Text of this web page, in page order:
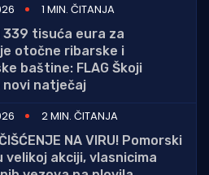
1 MIN. ČITANJA
339 tisuća eura za
otočne ribarske i
baštine: FLAG Škoji
natječaj
2 MIN. ČITANJA
NA VIRU! Pomorski
velikoj akciji, vlasnicima